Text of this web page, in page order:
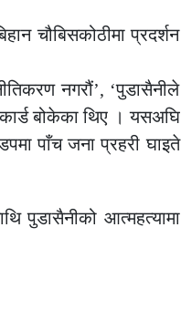
चौबिसकोठीमा प्रदर्शन
नगरौं’, ‘पुडासैनीले
बोकेका थिए । यसअघि
पाँच जना प्रहरी घाइते
पुडासैनीको आत्महत्यामा